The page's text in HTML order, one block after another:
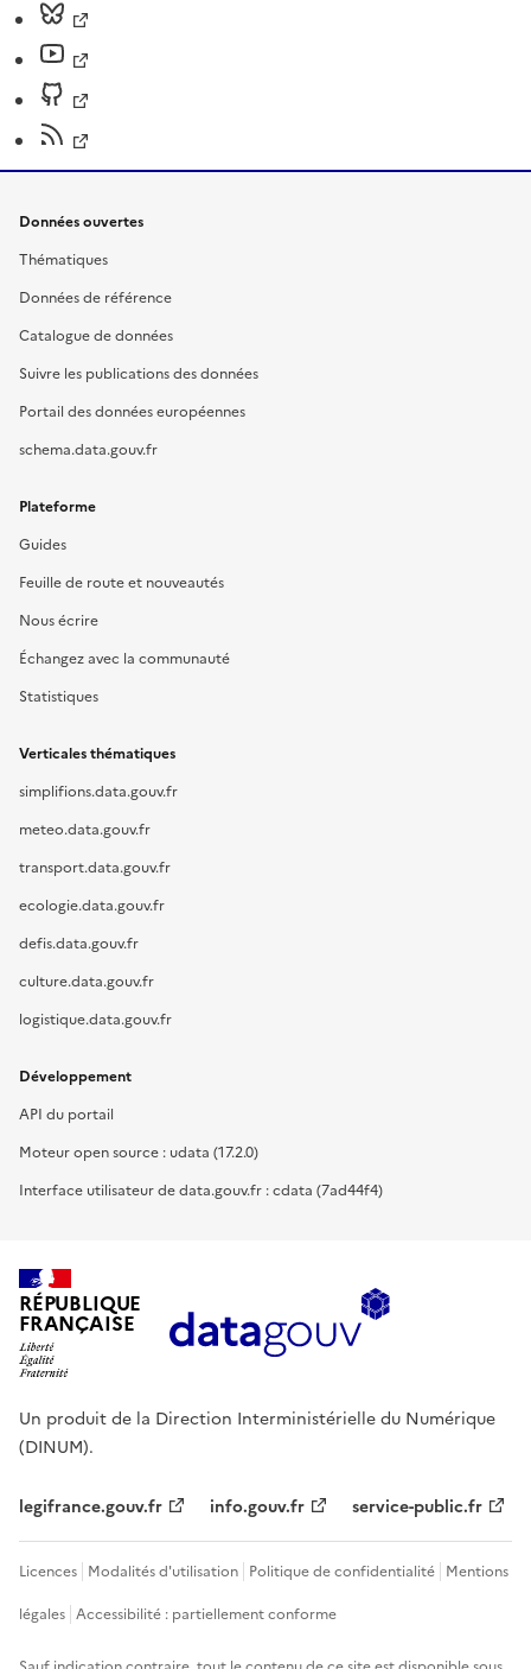
Données ouvertes
Thématiques
Données de référence
Catalogue de données
Suivre les publications des données
Portail des données européennes
schema.data.gouv.fr
Plateforme
Guides
Feuille de route et nouveautés
Nous écrire
Échangez avec la communauté
Statistiques
Verticales thématiques
simplifions.data.gouv.fr
meteo.data.gouv.fr
transport.data.gouv.fr
ecologie.data.gouv.fr
defis.data.gouv.fr
culture.data.gouv.fr
logistique.data.gouv.fr
Développement
API du portail
Moteur open source : udata (17.2.0)
Interface utilisateur de data.gouv.fr : cdata (7ad44f4)
RÉPUBLIQUE
FRANÇAISE
Un produit de la Direction Interministérielle du Numérique
(DINUM).
legifrance.gouv.fr info.gouv.fr service-public.fr
Licences Modalités d'utilisation Politique de confidentialité Mentions
légales Accessibilité : partiellement conforme